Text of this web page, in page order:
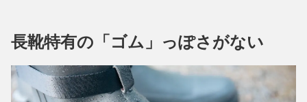
長靴特有の「ゴム」っぽさがない